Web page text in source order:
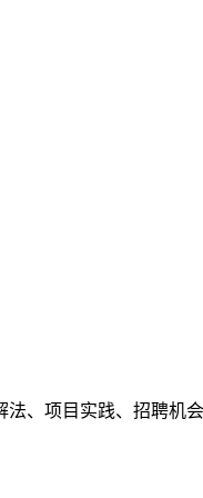
、项目实践、招聘机会